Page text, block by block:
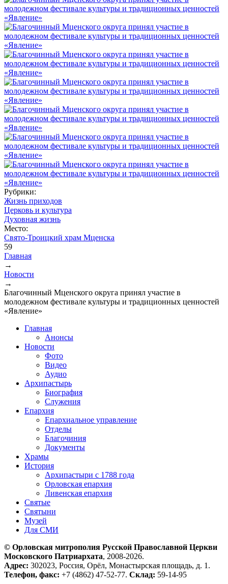
Рубрики:
Жизнь приходов
Церковь и культура
Духовная жизнь
Место:
Свято-Троицкий храм Мценска
59
Вы здесь
Главная
→
Новости
→
Благочинный Мценского округа принял участие в
молодежном фестивале культуры и традиционных ценностей
«Явление»
Главная
Анонсы
Новости
Фото
Видео
Аудио
Архипастырь
Биография
Служения
Епархия
Епархиальное управление
Отделы
Благочиния
Документы
Храмы
История
Архипастыри с 1788 года
Орловская епархия
Ливенская епархия
Святые
Святыни
Музей
Для СМИ
© Орловская митрополия Русской Православной Церкви
Московского Патриархата, 2008-2026.
Адрес: 302023, Россия, Орёл, Монастырская площадь, д. 1.
Телефон, факс: +7 (4862) 47-52-77. Склад: 59-14-95